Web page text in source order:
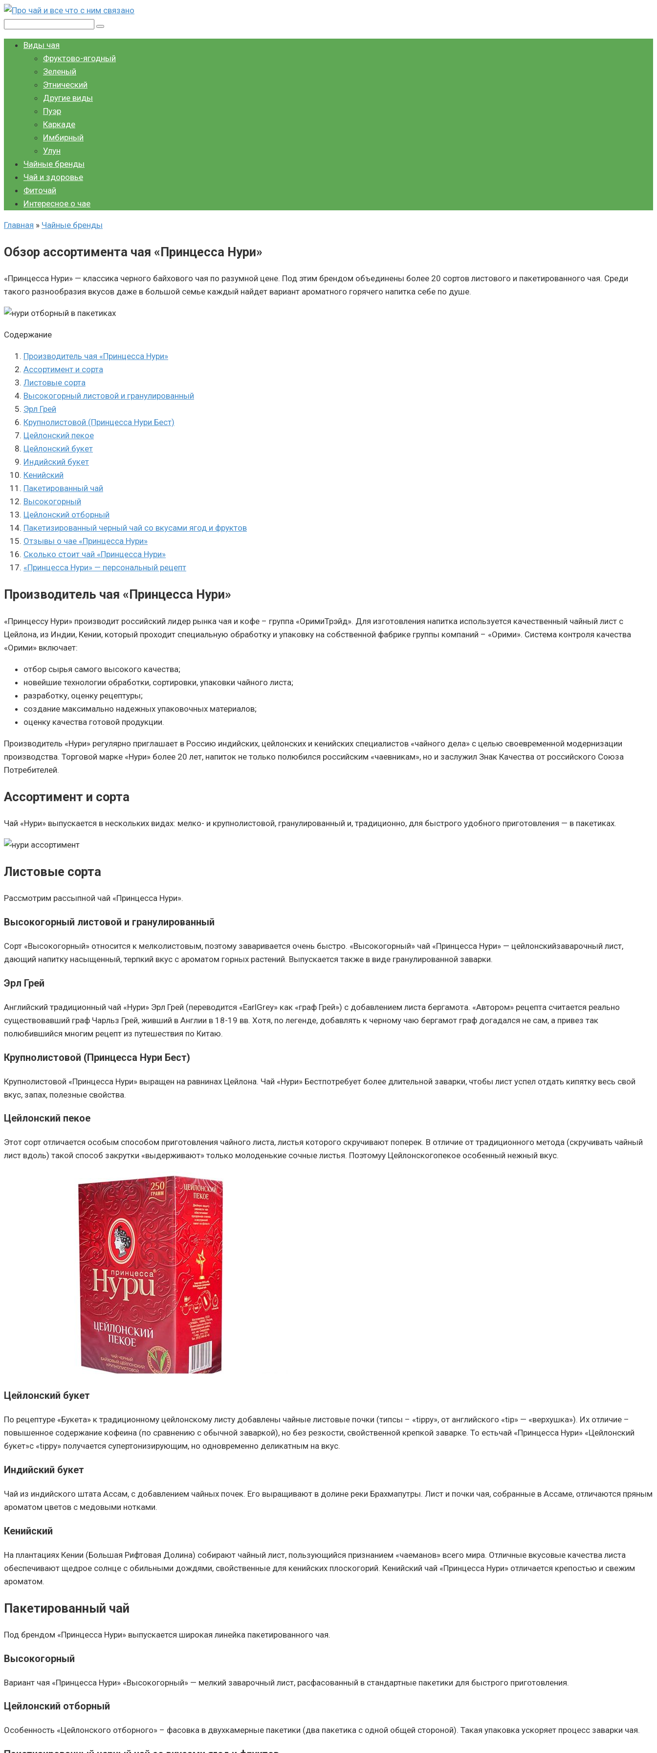
Перейти
контенту
Виды чая
Фруктово-ягодный
Зеленый
Этнический
Другие виды
Пуэр
Каркаде
Имбирный
Улун
Чайные бренды
Чай и здоровье
Фиточай
Интересное о чае
Главная » Чайные бренды
Обзор ассортимента чая «Принцесса Нури»
«Принцесса Нури» — классика черного байхового чая по разумной цене. Под этим брендом объединены более 20 сортов листового и пакетированного чая. Среди
такого разнообразия вкусов даже в большой семье каждый найдет вариант ароматного горячего напитка себе по душе.
Содержание
Производитель чая «Принцесса Нури»
Ассортимент и сорта
Листовые сорта
Высокогорный листовой и гранулированный
Эрл Грей
Крупнолистовой (Принцесса Нури Бест)
Цейлонский пекое
Цейлонский букет
Индийский букет
Кенийский
Пакетированный чай
Высокогорный
Цейлонский отборный
Пакетизированный черный чай со вкусами ягод и фруктов
Отзывы о чае «Принцесса Нури»
Сколько стоит чай «Принцесса Нури»
«Принцесса Нури» — персональный рецепт
Производитель чая «Принцесса Нури»
«Принцессу Нури» производит российский лидер рынка чая и кофе – группа «ОримиТрэйд». Для изготовления напитка используется качественный чайный лист с
Цейлона, из Индии, Кении, который проходит специальную обработку и упаковку на собственной фабрике группы компаний – «Орими». Система контроля качества
«Орими» включает:
отбор сырья самого высокого качества;
новейшие технологии обработки, сортировки, упаковки чайного листа;
разработку, оценку рецептуры;
создание максимально надежных упаковочных материалов;
оценку качества готовой продукции.
Производитель «Нури» регулярно приглашает в Россию индийских, цейлонских и кенийских специалистов «чайного дела» с целью своевременной модернизации
производства. Торговой марке «Нури» более 20 лет, напиток не только полюбился российским «чаевникам», но и заслужил Знак Качества от российского Союза
Потребителей.
Ассортимент и сорта
Чай «Нури» выпускается в нескольких видах: мелко- и крупнолистовой, гранулированный и, традиционно, для быстрого удобного приготовления — в пакетиках.
Листовые сорта
Рассмотрим рассыпной чай «Принцесса Нури».
Высокогорный листовой и гранулированный
Сорт «Высокогорный» относится к мелколистовым, поэтому заваривается очень быстро. «Высокогорный» чай «Принцесса Нури» — цейлонскийзаварочный лист,
дающий напитку насыщенный, терпкий вкус с ароматом горных растений. Выпускается также в виде гранулированной заварки.
Эрл Грей
Английский традиционный чай «Нури» Эрл Грей (переводится «EarlGrey» как «граф Грей») с добавлением листа бергамота. «Автором» рецепта считается реально
существовавший граф Чарльз Грей, живший в Англии в 18-19 вв. Хотя, по легенде, добавлять к черному чаю бергамот граф догадался не сам, а привез так
полюбившийся многим рецепт из путешествия по Китаю.
Крупнолистовой (Принцесса Нури Бест)
Крупнолистовой «Принцесса Нури» выращен на равнинах Цейлона. Чай «Нури» Бестпотребует более длительной заварки, чтобы лист успел отдать кипятку весь свой
вкус, запах, полезные свойства.
Цейлонский пекое
Этот сорт отличается особым способом приготовления чайного листа, листья которого скручивают поперек. В отличие от традиционного метода (скручивать чайный
лист вдоль) такой способ закрутки «выдерживают» только молоденькие сочные листья. Поэтомуу Цейлонскогопекое особенный нежный вкус.
Цейлонский букет
По рецептуре «Букета» к традиционному цейлонскому листу добавлены чайные листовые почки (типсы – «tippy», от английского «tip» — «верхушка»). Их отличие –
повышенное содержание кофеина (по сравнению с обычной заваркой), но без резкости, свойственной крепкой заварке. То естьчай «Принцесса Нури» «Цейлонский
букет»с «tippy» получается супертонизирующим, но одновременно деликатным на вкус.
Индийский букет
Чай из индийского штата Ассам, с добавлением чайных почек. Его выращивают в долине реки Брахмапутры. Лист и почки чая, собранные в Ассаме, отличаются пряным
ароматом цветов с медовыми нотками.
Кенийский
На плантациях Кении (Большая Рифтовая Долина) собирают чайный лист, пользующийся признанием «чаеманов» всего мира. Отличные вкусовые качества листа
обеспечивают щедрое солнце с обильными дождями, свойственные для кенийских плоскогорий. Кенийский чай «Принцесса Нури» отличается крепостью и свежим
ароматом.
Пакетированный чай
Под брендом «Принцесса Нури» выпускается широкая линейка пакетированного чая.
Высокогорный
Вариант чая «Принцесса Нури» «Высокогорный» — мелкий заварочный лист, расфасованный в стандартные пакетики для быстрого приготовления.
Цейлонский отборный
Особенность «Цейлонского отборного» – фасовка в двухкамерные пакетики (два пакетика с одной общей стороной). Такая упаковка ускоряет процесс заварки чая.